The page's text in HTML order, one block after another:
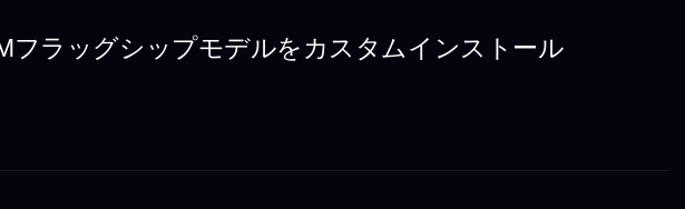
フラッグシップモデルをカスタムインストール